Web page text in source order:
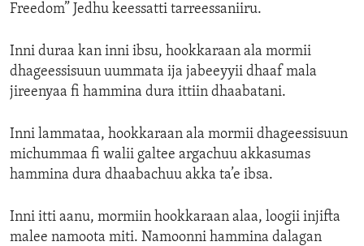
Freedom” Jedhu keessatti tarreessaniiru.
Inni duraa kan inni ibsu, hookkaraan ala mormii
dhageessisuun uummata ija jabeeyyii dhaaf mala
jireenyaa fi hammina dura ittiin dhaabatani.
Inni lammataa, hookkaraan ala mormii dhageessisuun
michummaa fi walii galtee argachuu akkasumas
hammina dura dhaabachuu akka ta’e ibsa.
Inni itti aanu, mormiin hookkaraan alaa, loogii injifta
malee namoota miti. Namoonni hammina dalagan